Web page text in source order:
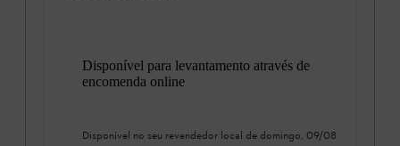
Disponível para levantamento através de
encomenda online
Disponível no seu revendedor local de domingo, 09/08